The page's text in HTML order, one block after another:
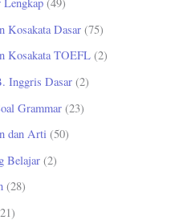
Kosakata Dasar (75)
Kosakata TOEFL (2)
Inggris Dasar (2)
Grammar (23)
dan Arti (50)
Belajar (2)
(28)